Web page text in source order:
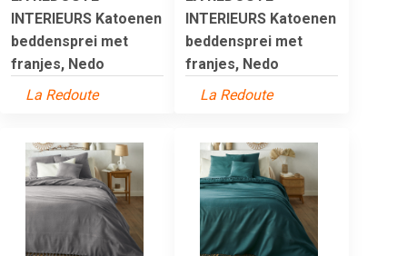
INTERIEURS Katoenen
beddensprei met
franjes, Nedo
La Redoute
INTERIEURS Katoenen
beddensprei met
franjes, Nedo
La Redoute